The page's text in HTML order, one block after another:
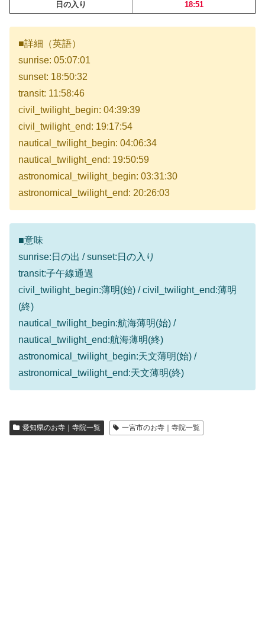
日の入り
18:51
■詳細（英語）
sunrise: 05:07:01
sunset: 18:50:32
transit: 11:58:46
civil_twilight_begin: 04:39:39
civil_twilight_end: 19:17:54
nautical_twilight_begin: 04:06:34
nautical_twilight_end: 19:50:59
astronomical_twilight_begin: 03:31:30
astronomical_twilight_end: 20:26:03
■意味
sunrise:日の出 / sunset:日の入り
transit:子午線通過
civil_twilight_begin:薄明(始) / civil_twilight_end:薄明
(終)
nautical_twilight_begin:航海薄明(始) /
nautical_twilight_end:航海薄明(終)
astronomical_twilight_begin:天文薄明(始) /
astronomical_twilight_end:天文薄明(終)
愛知県のお寺｜寺院一覧 一宮市のお寺｜寺院一覧